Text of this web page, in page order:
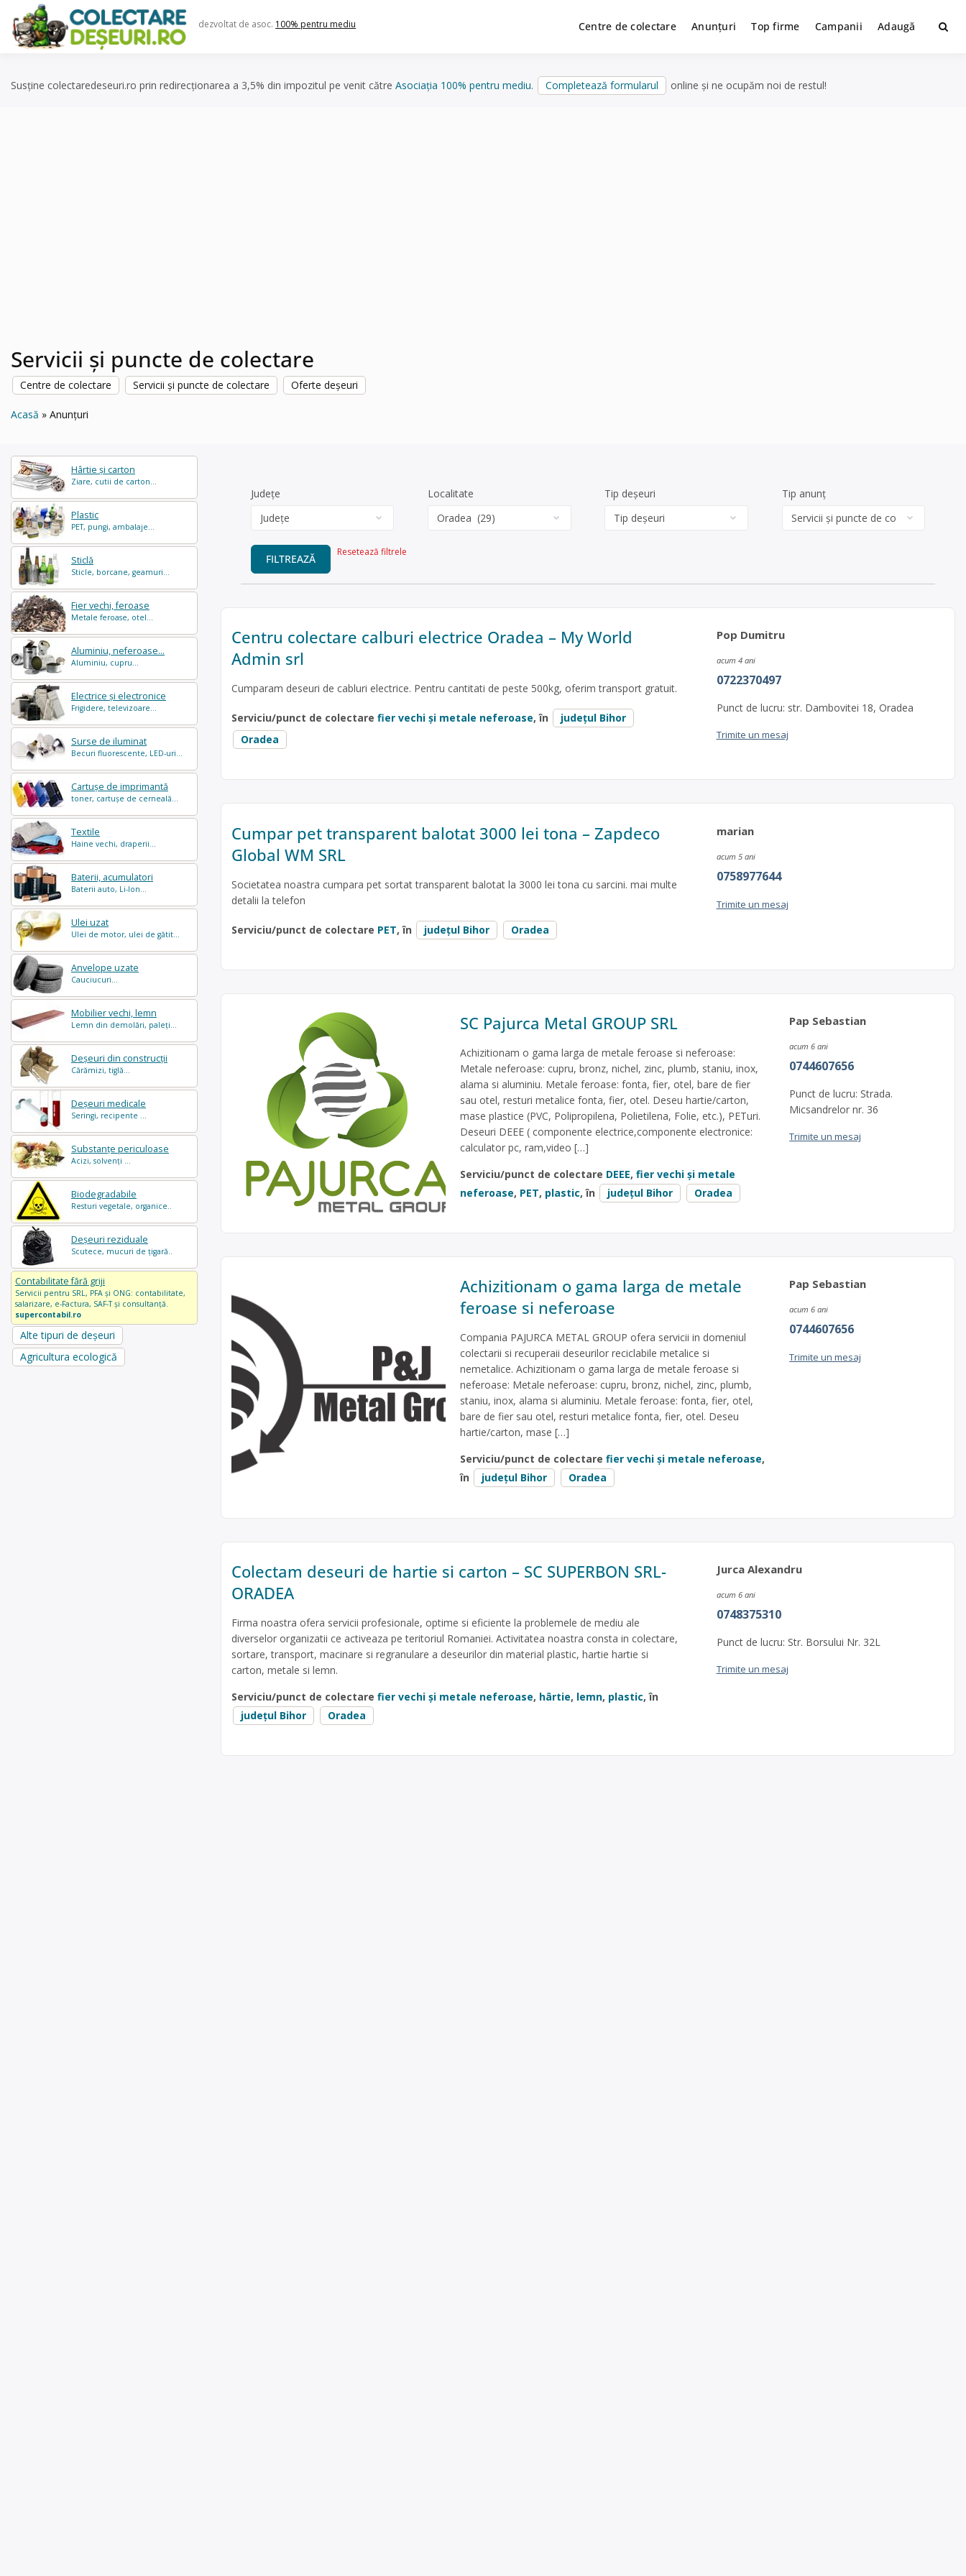
content
dezvoltat de asoc. 100% pentru mediu Centre de colectare Anunțuri Top firme Campanii Adaugă
Susține colectaredeseuri.ro prin redirecționarea a 3,5% din impozitul pe venit către Asociația 100% pentru mediu. Completează formularul online și ne ocupăm noi de restul!
Servicii și puncte de colectare
Centre de colectare Servicii și puncte de colectare Oferte deșeuri
Acasă Anunțuri
Hârtie și carton
Ziare, cutii de carton...
Plastic
PET, pungi, ambalaje...
Sticlă
Sticle, borcane, geamuri...
Fier vechi, feroase
Metale feroase, otel...
Aluminiu, neferoase...
Aluminiu, cupru...
Electrice și electronice
Frigidere, televizoare...
Surse de iluminat
Becuri fluorescente, LED-uri...
Cartușe de imprimantă
toner, cartușe de cerneală...
Textile
Haine vechi, draperii...
Baterii, acumulatori
Baterii auto, Li-Ion...
Ulei uzat
Ulei de motor, ulei de gătit...
Anvelope uzate
Cauciucuri...
Mobilier vechi, lemn
Lemn din demolări, paleți...
Deșeuri din construcții
Cărămizi, tiglă...
Deșeuri medicale
Seringi, recipente ...
Substanțe periculoase
Acizi, solvenți ...
Biodegradabile
Resturi vegetale, organice..
Deșeuri reziduale
Scutece, mucuri de țigară..
Contabilitate fără griji
Servicii pentru SRL, PFA și ONG: contabilitate,
salarizare, e-Factura, SAF-T și consultanță.
supercontabil.ro
Alte tipuri de deșeuri
Agricultura ecologică
Județe Localitate Tip deșeuri Tip anunț
FILTREAZĂ
Resetează filtrele
Centru colectare calburi electrice Oradea – My World
Admin srl
Cumparam deseuri de cabluri electrice. Pentru cantitati de peste 500kg, oferim transport gratuit.
Serviciu/punct de colectare fier vechi și metale neferoase, în
județul Bihor
Oradea
Pop Dumitru
acum 4 ani
0722370497
Punct de lucru: str. Dambovitei 18, Oradea
Trimite un mesaj
Cumpar pet transparent balotat 3000 lei tona – Zapdeco
Global WM SRL
Societatea noastra cumpara pet sortat transparent balotat la 3000 lei tona cu sarcini. mai multe
detalii la telefon
Serviciu/punct de colectare PET, în județul Bihor Oradea
marian
acum 5 ani
0758977644
Trimite un mesaj
SC Pajurca Metal GROUP SRL
Achizitionam o gama larga de metale feroase si neferoase:
Metale neferoase: cupru, bronz, nichel, zinc, plumb, staniu, inox,
alama si aluminiu. Metale feroase: fonta, fier, otel, bare de fier
sau otel, resturi metalice fonta, fier, otel. Deseu hartie/carton,
mase plastice (PVC, Polipropilena, Polietilena, Folie, etc.), PETuri.
Deseuri DEEE ( componente electrice,componente electronice:
calculator pc, ram,video […]
Serviciu/punct de colectare DEEE, fier vechi și metale
neferoase, PET, plastic, în județul Bihor Oradea
Pap Sebastian
acum 6 ani
0744607656
Punct de lucru: Strada.
Micsandrelor nr. 36
Trimite un mesaj
Achizitionam o gama larga de metale
feroase si neferoase
Compania PAJURCA METAL GROUP ofera servicii in domeniul
colectarii si recuperaii deseurilor reciclabile metalice si
nemetalice. Achizitionam o gama larga de metale feroase si
neferoase: Metale neferoase: cupru, bronz, nichel, zinc, plumb,
staniu, inox, alama si aluminiu. Metale feroase: fonta, fier, otel,
bare de fier sau otel, resturi metalice fonta, fier, otel. Deseu
hartie/carton, mase […]
Serviciu/punct de colectare fier vechi și metale neferoase,
în
județul Bihor Oradea
Pap Sebastian
acum 6 ani
0744607656
Trimite un mesaj
Colectam deseuri de hartie si carton – SC SUPERBON SRL-
ORADEA
Firma noastra ofera servicii profesionale, optime si eficiente la problemele de mediu ale
diverselor organizatii ce activeaza pe teritoriul Romaniei. Activitatea noastra consta in colectare,
sortare, transport, macinare si regranulare a deseurilor din material plastic, hartie hartie si
carton, metale si lemn.
Serviciu/punct de colectare fier vechi și metale neferoase, hârtie, lemn, plastic, în
județul Bihor
Oradea
Jurca Alexandru
acum 6 ani
0748375310
Punct de lucru: Str. Borsului Nr. 32L
Trimite un mesaj